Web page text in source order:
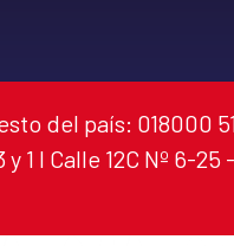
del país: 018000
I Calle 12C Nº 6-